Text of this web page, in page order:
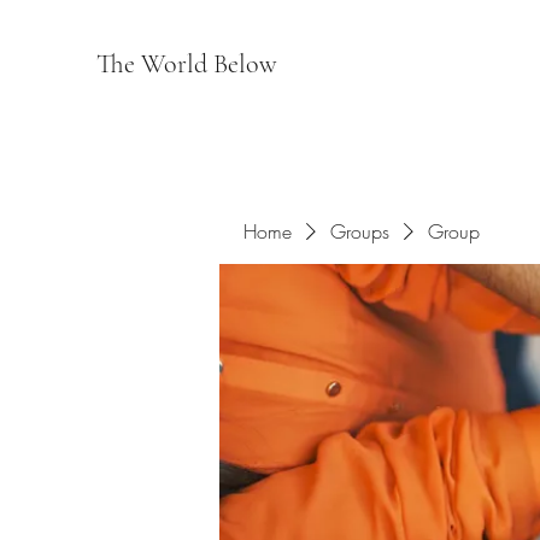
The World Below
Home Groups Group